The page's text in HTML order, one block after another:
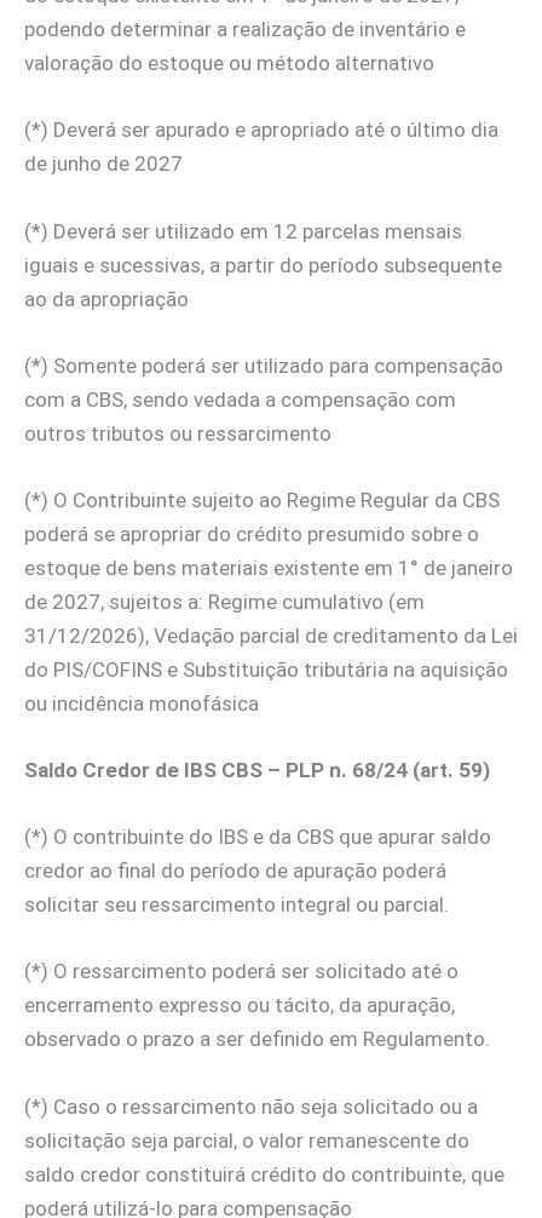
podendo determinar a realização de inventário e
valoração do estoque ou método alternativo
(*) Deverá ser apurado e apropriado até o último dia
de junho de 2027
(*) Deverá ser utilizado em 12 parcelas mensais
iguais e sucessivas, a partir do período subsequente
ao da apropriação
(*) Somente poderá ser utilizado para compensação
com a CBS, sendo vedada a compensação com
outros tributos ou ressarcimento
(*) O Contribuinte sujeito ao Regime Regular da CBS
poderá se apropriar do crédito presumido sobre o
estoque de bens materiais existente em 1° de janeiro
de 2027, sujeitos a: Regime cumulativo (em
31/12/2026), Vedação parcial de creditamento da Lei
do PIS/COFINS e Substituição tributária na aquisição
ou incidência monofásica
Saldo Credor de IBS CBS – PLP n. 68/24 (art. 59)
(*) O contribuinte do IBS e da CBS que apurar saldo
credor ao final do período de apuração poderá
solicitar seu ressarcimento integral ou parcial.
(*) O ressarcimento poderá ser solicitado até o
encerramento expresso ou tácito, da apuração,
observado o prazo a ser definido em Regulamento.
(*) Caso o ressarcimento não seja solicitado ou a
solicitação seja parcial, o valor remanescente do
saldo credor constituirá crédito do contribuinte, que
poderá utilizá-lo para compensação